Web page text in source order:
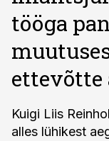
tööga
ettevõtte
Kuigi Liis
alles lühikest